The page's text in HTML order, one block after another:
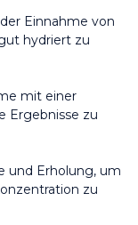
Einnahme von
hydriert zu
mit einer
Ergebnisse zu
und Erholung, um
zu